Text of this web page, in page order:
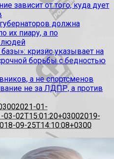
зависит от того, куда дует
должна
их пиару, а по
людей
кризис указывает на
борьбы с бедностью
а не спортсменов
не за ЛДПР, а против
2021-01-
03-02T15:01:20+03002019-
09-25T14:10:08+0300